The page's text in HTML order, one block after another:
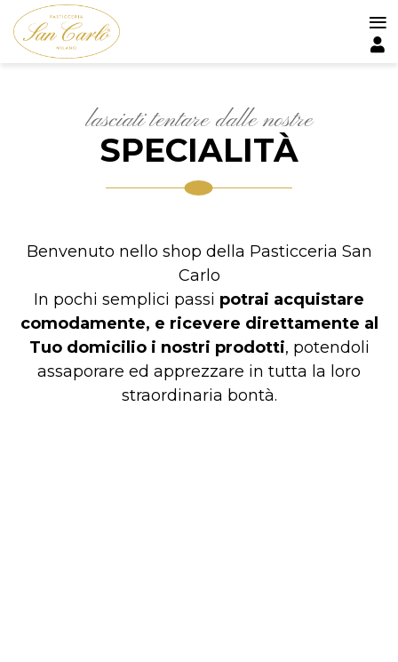
Salta
al
contenuto
≡
lasciati tentare dalle nostre
SPECIALITÀ
Benvenuto nello shop della Pasticceria San
Carlo
In pochi semplici passi potrai acquistare
comodamente, e ricevere direttamente al
Tuo domicilio i nostri prodotti, potendoli
assaporare ed apprezzare in tutta la loro
straordinaria bontà.